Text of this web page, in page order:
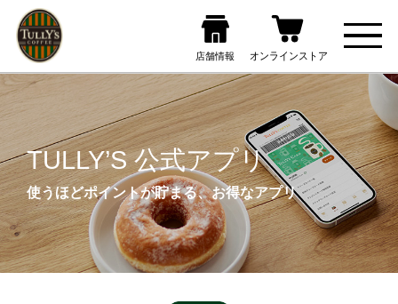
TULLY’S 公式アプリ
使うほどポイントが貯まる、お得なアプリ